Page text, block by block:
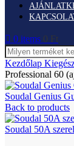
0 items 0 Ft
Kezdőlap
Professional 60
Soudal Genius
Back to products
Soudal 50A